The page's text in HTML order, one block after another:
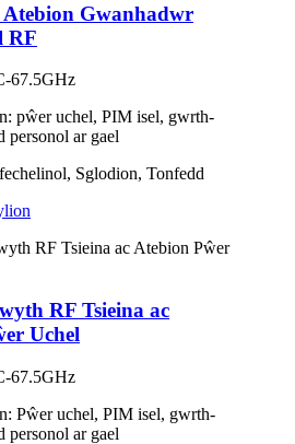
Gwanhadwr
RF
67.5GHz
pŵer uchel, PIM isel, gwrth-
personol ar gael
Sglodion, Tonfedd
RF Tsieina ac
Uchel
67.5GHz
Pŵer uchel, PIM isel, gwrth-
personol ar gael